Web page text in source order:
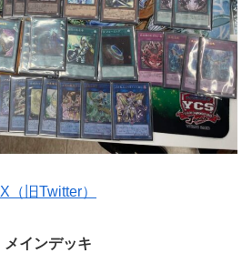
X（旧Twitter）
メインデッキ